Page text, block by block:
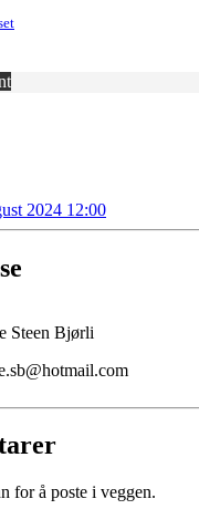
2024 12:00
Steen Bjørli
for å poste i veggen.